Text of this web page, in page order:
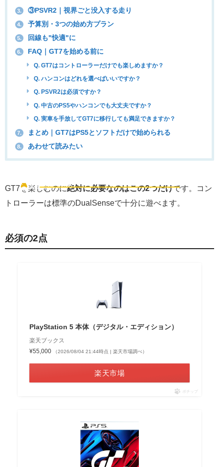
3. ③PSVR2｜視界ごと没入する走り
4. 予算別・3つの始め方プラン
5. 回線も"快適"に
6. FAQ｜GT7を始める前に
Q. GT7はコントローラーだけでも楽しめますか？
Q. ハンコンはどれを選べばいいですか？
Q. PSVR2は必須ですか？
Q. 中古のPS5やハンコンでも大丈夫ですか？
Q. 実車を手放してGT7に移行しても満足できますか？
7. まとめ｜GT7はPS5とソフトだけで始められる
8. あわせて読みたい
🎮 まずはここから
GT7を楽しむのに絶対に必要なのはこの2つだけです。コン
トローラーは標準のDualSenseで十分に遊べます。
必須の2点
PlayStation 5 本体（デジタル・エディション）
楽天ブックス
¥55,000
（2026/08/04 21:44時点 | 楽天市場調べ）
楽天市場
ポチップ